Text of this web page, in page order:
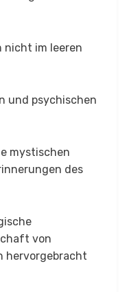
nicht im leeren
und psychischen
mystischen
des
von
hervorgebracht